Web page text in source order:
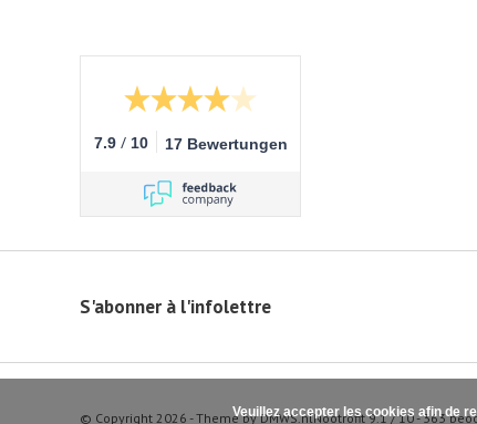
7.9 / 10 17 Bewertungen
S'abonner à l'infolettre
© Copyright 2026 - Theme byDMWS.nlNootrofit 9.1/10 -363
Veuillez accepter les cookies afin de